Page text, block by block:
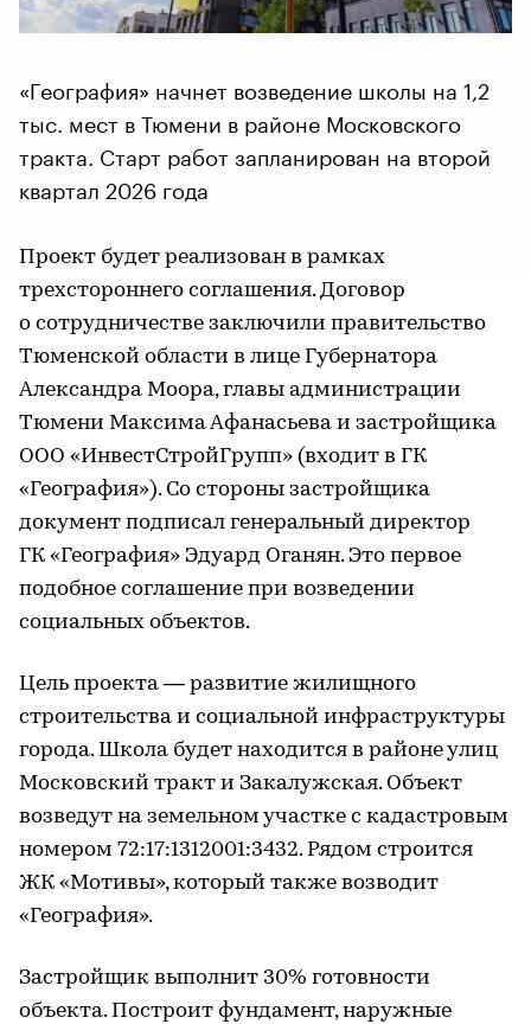
«География» начнет возведение школы на 1,2
тыс. мест в Тюмени в районе Московского
тракта. Старт работ запланирован на второй
квартал 2026 года
Проект будет реализован в рамках
трехстороннего соглашения. Договор
о сотрудничестве заключили правительство
Тюменской области в лице Губернатора
Александра Моора, главы администрации
Тюмени Максима Афанасьева и застройщика
ООО «ИнвестСтройГрупп» (входит в ГК
«География»). Со стороны застройщика
документ подписал генеральный директор
ГК «География» Эдуард Оганян. Это первое
подобное соглашение при возведении
социальных объектов.
Цель проекта — развитие жилищного
строительства и социальной инфраструктуры
города. Школа будет находится в районе улиц
Московский тракт и Закалужская. Объект
возведут на земельном участке с кадастровым
номером 72:17:1312001:3432. Рядом строится
ЖК «Мотивы», который также возводит
«География».
Застройщик выполнит 30% готовности
объекта. Построит фундамент, наружные